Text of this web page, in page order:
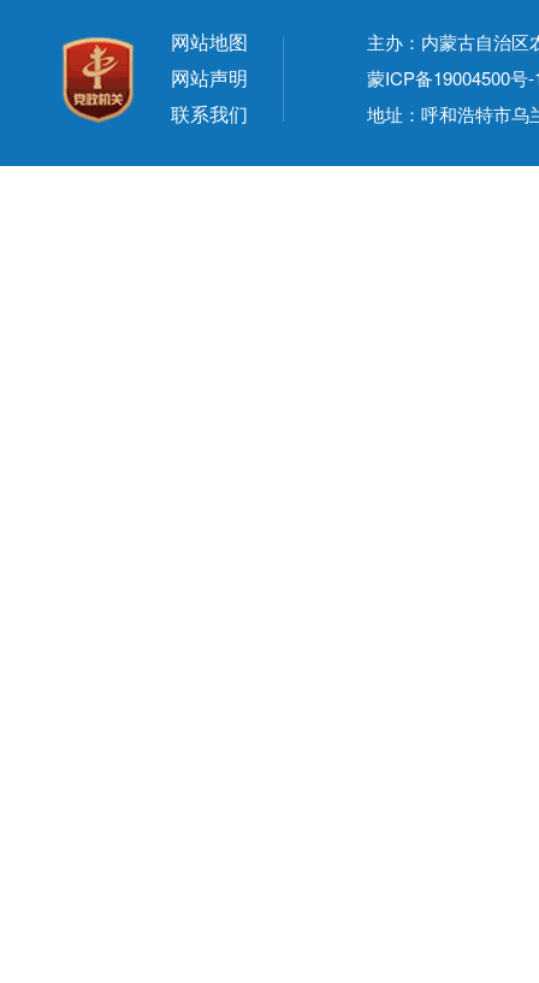
网站地图
网站声明
联系我们
主办：内蒙古自治
蒙ICP备19004500号-
地址：呼和浩特市